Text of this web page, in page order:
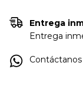
Entrega
Entrega